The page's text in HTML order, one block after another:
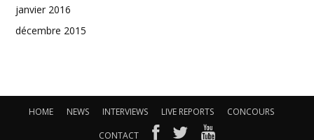
janvier 2016
décembre 2015
HOME NEWS INTERVIEWS LIVE REPORTS
CONCOURS
CONTACT